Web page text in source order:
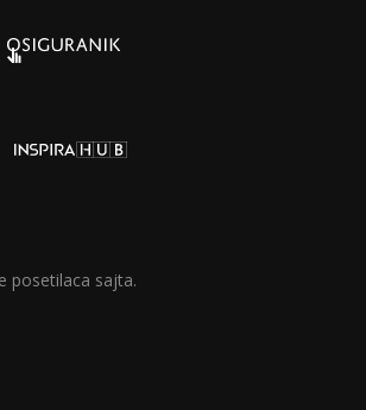
posetilaca sajta.